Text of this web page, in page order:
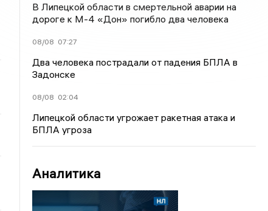
В Липецкой области в смертельной аварии на
дороге к М-4 «Дон» погибло два человека
08/08 07:27
Два человека пострадали от падения БПЛА в
Задонске
08/08 02:04
Липецкой области угрожает ракетная атака и
БПЛА угроза
Аналитика